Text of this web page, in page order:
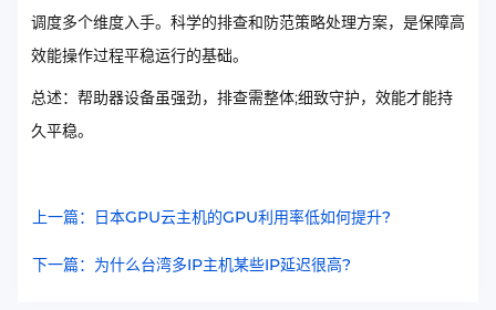
调度多个维度入手。科学的排查和防范策略处理方案，是保障高
效能操作过程平稳运行的基础。
总述：帮助器设备虽强劲，排查需整体;细致守护，效能才能持
久平稳。
上一篇：日本GPU云主机的GPU利用率低如何提升?
下一篇：为什么台湾多IP主机某些IP延迟很高?